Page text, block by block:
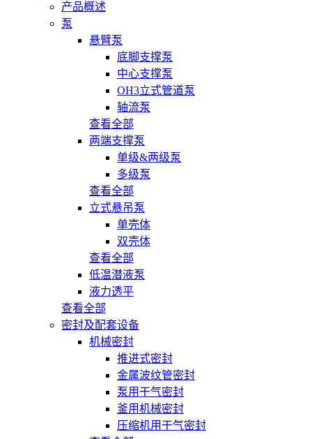
产品概述
泵
悬臂泵
底脚支撑泵
中心支撑泵
OH3立式管道泵
轴流泵
查看全部
两端支撑泵
单级&两级泵
多级泵
查看全部
立式悬吊泵
单壳体
双壳体
查看全部
低温潜液泵
液力透平
查看全部
密封及配套设备
机械密封
推进式密封
金属波纹管密封
泵用干气密封
釜用机械密封
压缩机用干气密封